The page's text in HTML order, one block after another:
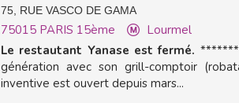
75, RUE VASCO DE GAMA
75015 PARIS 15ème
Lourmel
Le restautant Yanase est fermé.
génération avec son grill-comptoir
inventive est ouvert depuis mars...